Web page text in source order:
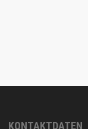
KONTAKTDATEN